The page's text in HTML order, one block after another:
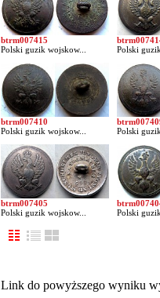
btrm007415
Polski guzik wojskow...
Polski
btrm007410
Polski guzik wojskow...
Polski
btrm007405
Polski guzik wojskow...
Polski
Link do powyższego wyniku